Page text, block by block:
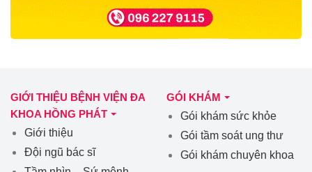
GIỚI THIỆU BỆNH VIỆN ĐA
KHOA HỒNG PHÁT
Giới thiệu
Đội ngũ bác sĩ
GÓI KHÁM
Gói khám sức khỏe
Gói tầm soát ung thư
Gói khám chuyên khoa